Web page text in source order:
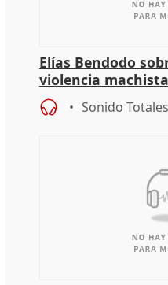
Elías Bendodo
violencia
Sonido Totales